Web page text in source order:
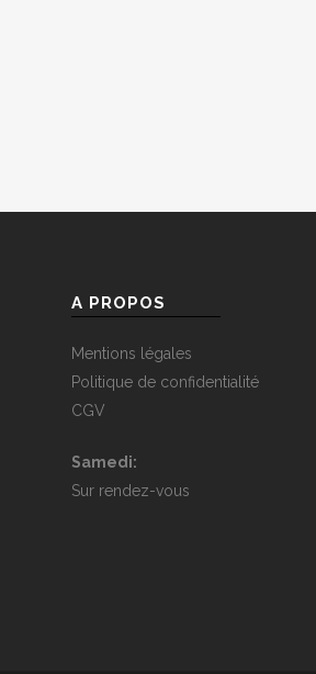
A PROPOS
Mentions légales
Politique de confidentialité
CGV
Samedi:
Sur rendez-vous